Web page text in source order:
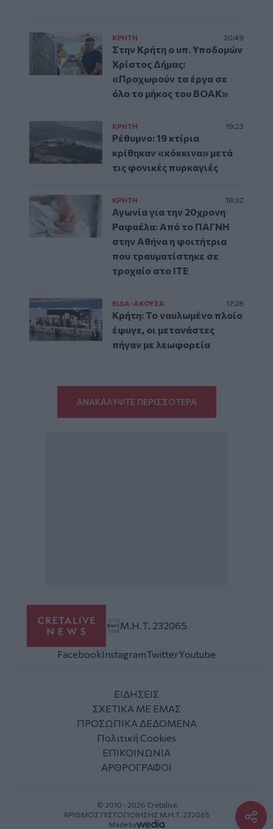
ΚΡΗΤΗ 20:49
Στην Κρήτη ο υπ. Υποδομών
Χρίστος Δήμας:
«Προχωρούν τα έργα σε
όλο το μήκος του ΒΟΑΚ»
ΚΡΗΤΗ 19:23
Ρέθυμνο: 19 κτίρια
κρίθηκαν «κόκκινα» μετά
τις φονικές πυρκαγιές
ΚΡΗΤΗ 18:32
Αγωνία για την 20χρονη
Ραφαέλα: Από το ΠΑΓΝΗ
στην Αθήνα η φοιτήτρια
που τραυματίστηκε σε
τροχαίο στο ΙΤΕ
ΕΙΔΑ-ΑΚΟΥΣΑ 17:28
Κρήτη: Το ναυλωμένο πλοίο
έφυγε, οι μετανάστες
πήγαν με λεωφορεία
ΑΝΑΚΑΛΥΨΤΕ ΠΕΡΙΣΣΟΤΕΡΑ
Μ.Η.Τ. 232065
FacebookInstagramTwitterYoutube
ΕΙΔΗΣΕΙΣ
ΣΧΕΤΙΚΑ ΜΕ ΕΜΑΣ
ΠΡΟΣΩΠΙΚΑ ΔΕΔΟΜΕΝΑ
Πολιτική Cookies
ΕΠΙΚΟΙΝΩΝΙΑ
ΑΡΘΡΟΓΡΑΦΟΙ
© 2010 - 2026 Cretalive
ΑΡΙΘΜΟΣ ΠΙΣΤΟΠΟΙΗΣΗΣ Μ.Η.Τ. 232065
Made by